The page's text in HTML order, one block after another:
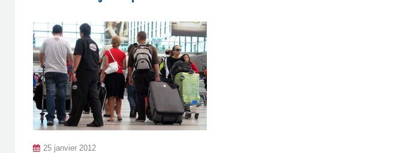
25 janvier 2012